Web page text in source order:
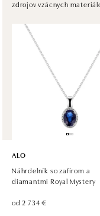
Plzeňská 8, 150 00
dnes otvorené
ALO
U Dálnice 777, 664
tel.: +420 733 397
dnes otvorené
ALO
Náměstí Republiky
dnes otvorené do
zdrojov vzácnych
ALO
Náhrdelník so zafírom a
diamantmi Royal Mystery
od 2 734 €